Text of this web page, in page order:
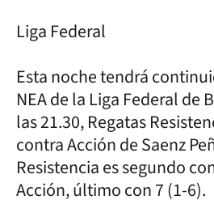
Liga Federal
Esta noche tendrá
NEA de la Liga Federal de
las 21.30, Regatas
contra Acción de Saenz
Resistencia es segundo
Acción, último con 7 (1-6).